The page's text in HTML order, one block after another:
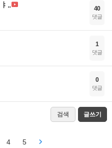
.. 40
댓글
1
댓글
0
댓글
검색 글쓰기
4 5